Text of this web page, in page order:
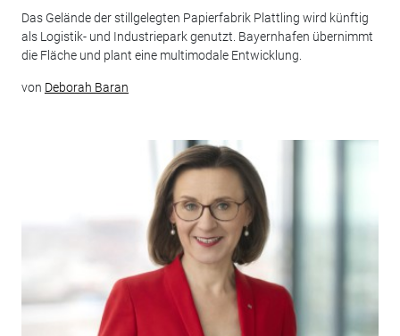
Das Gelände der stillgelegten Papierfabrik Plattling wird künftig
als Logistik- und Industriepark genutzt. Bayernhafen übernimmt
die Fläche und plant eine multimodale Entwicklung.
von Deborah Baran